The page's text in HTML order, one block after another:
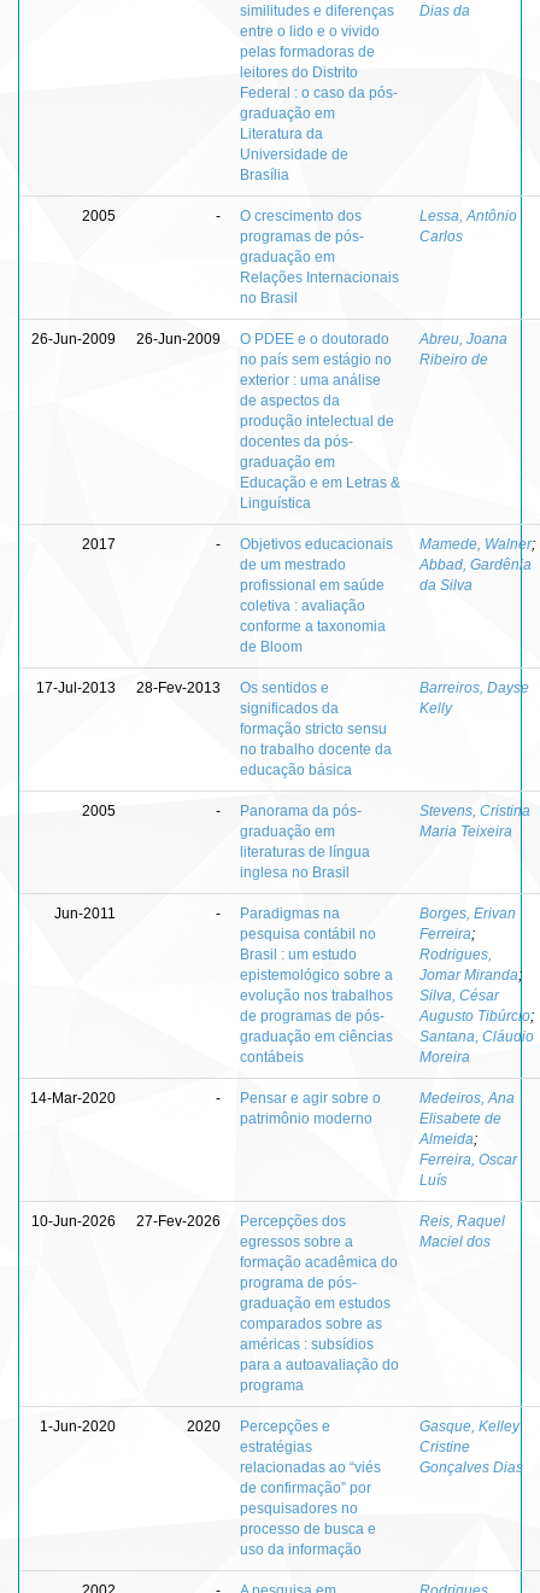
similitudes e diferenças
entre o lido e o vivido
pelas formadoras de
leitores do Distrito
Federal : o caso da pós-
graduação em
Literatura da
Universidade de
Brasília
Dias da
2005 -
O crescimento dos
programas de pós-
graduação em
Relações Internacionais
no Brasil
Lessa, Antônio
Carlos
26-Jun-2009 26-Jun-2009
O PDEE e o doutorado
no país sem estágio no
exterior : uma análise
de aspectos da
produção intelectual de
docentes da pós-
graduação em
Educação e em Letras &
Linguística
Abreu, Joana
Ribeiro de
2017 -
Objetivos educacionais
de um mestrado
profissional em saúde
coletiva : avaliação
conforme a taxonomia
de Bloom
Mamede, Walner;
Abbad, Gardênia
da Silva
17-Jul-2013 28-Fev-2013
Os sentidos e
significados da
formação stricto sensu
no trabalho docente da
educação básica
Barreiros, Dayse
Kelly
2005 -
Panorama da pós-
graduação em
literaturas de língua
inglesa no Brasil
Stevens, Cristina
Maria Teixeira
Jun-2011 -
Paradigmas na
pesquisa contábil no
Brasil : um estudo
epistemológico sobre a
evolução nos trabalhos
de programas de pós-
graduação em ciências
contábeis
Borges, Erivan
Ferreira;
Rodrigues,
Jomar Miranda;
Silva, César
Augusto Tibúrcio;
Santana, Cláudio
Moreira
14-Mar-2020 -
Pensar e agir sobre o
patrimônio moderno
Medeiros, Ana
Elisabete de
Almeida;
Ferreira, Oscar
Luís
10-Jun-2026 27-Fev-2026
Percepções dos
egressos sobre a
formação acadêmica do
programa de pós-
graduação em estudos
comparados sobre as
américas : subsídios
para a autoavaliação do
programa
Reis, Raquel
Maciel dos
1-Jun-2020 2020
Percepções e
estratégias
relacionadas ao “viés
de confirmação” por
pesquisadores no
processo de busca e
uso da informação
Gasque, Kelley
Cristine
Gonçalves Dias